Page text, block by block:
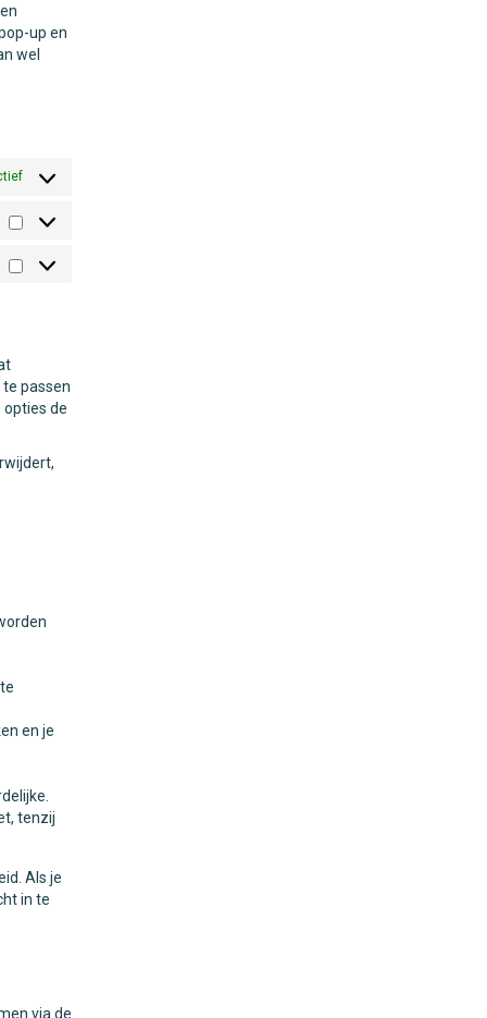
up en
wel
Statistieken
Marketing
passen
de
en je
tenzij
Als je
in te
via de